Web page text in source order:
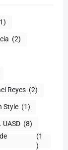
(2)
Reyes (2)
Style (1)
. UASD (8)
(1
)